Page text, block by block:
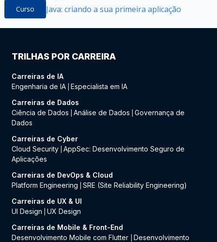
Curso Java: criando a sua primeira aplicação
TRILHAS POR CARREIRA
Carreiras de IA
Engenharia de IA Especialista em IA
Carreiras de Dados
Ciência de Dados
Análise de Dados
Governança de
Dados
Carreiras de Cyber
Cloud Security AppSec: Desenvolvimento Seguro de
Aplicações
Carreiras de DevOps & Cloud
Platform Engineering
SRE (Site Reliability Engineering)
Carreiras de UX & UI
UI Design
UX Design
Carreiras de Mobile & Front-End
Desenvolvimento Mobile com Flutter
Desenvolvimento